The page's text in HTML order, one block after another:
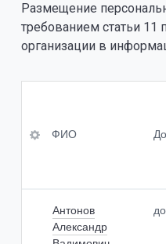
Размещение
требованием статьи
организации в
Должность
(модули)
ФИО
Антонов
Александр